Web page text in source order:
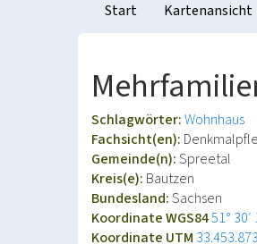
Start Kartenansicht
Schlagwörter:Wohnhaus
Fachsicht(en):
Gemeinde(n):Spreetal
Kreis(e): Bautzen
Bundesland:Sachsen
Koordinate WGS8451° 30′
Koordinate UTM